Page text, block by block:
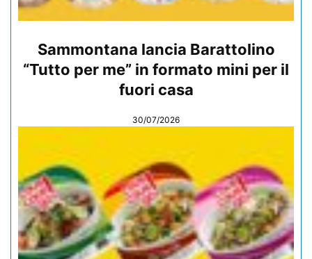
Sammontana lancia Barattolino
“Tutto per me” in formato mini per il
fuori casa
30/07/2026